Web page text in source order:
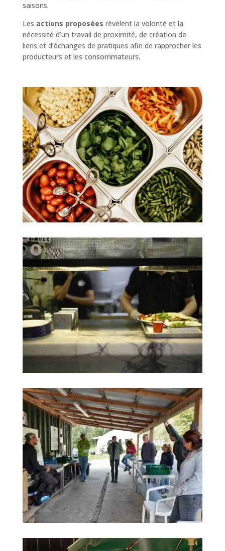
saisons.
Les actions proposées révèlent la volonté et la
nécessité d’un travail de proximité, de création de
liens et d’échanges de pratiques afin de rapprocher les
producteurs et les consommateurs.